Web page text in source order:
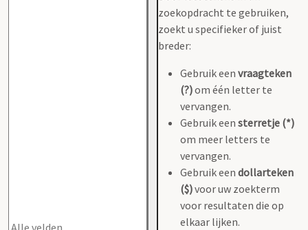
zoekopdracht te gebruiken,
zoekt u specifieker of juist
breder:
Gebruik een vraagteken
(?)om één letter te
vervangen.
Gebruik een sterretje (*)
om meer letters te
vervangen.
Gebruik een dollarteken
($)voor uw zoekterm
voor resultaten die op
elkaar lijken.